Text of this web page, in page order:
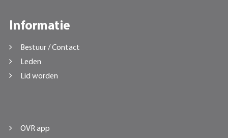
Informatie
Bestuur / Contact
Leden
Lid worden
OVR app